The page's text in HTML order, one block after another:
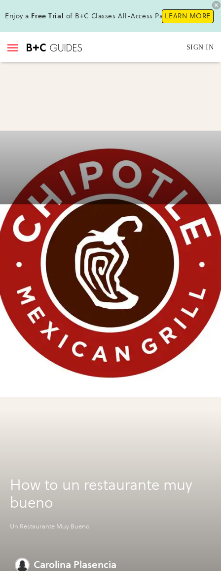
Enjoy a Free Trial of B+C Classes All-Access Pass !LEARN MORE
SIGN IN
How to un restaurante muy
bueno
Un Restaurante Muy Bueno
Carolina Plasencia